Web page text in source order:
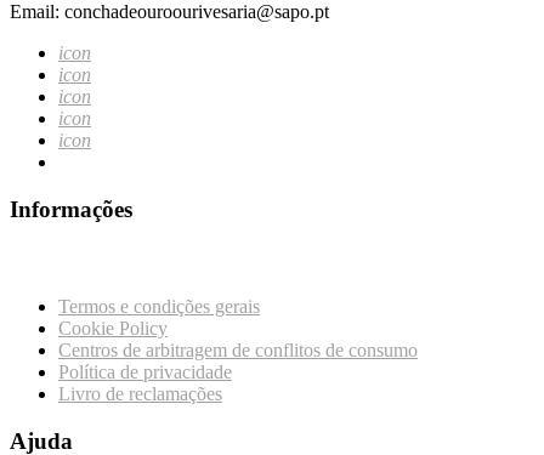
Email: conchadeouroourivesaria@sapo.pt
icon
icon
icon
icon
icon
Informações
Termos e condições gerais
Cookie Policy
Centros de arbitragem de conflitos de consumo
Política de privacidade
Livro de reclamações
Ajuda